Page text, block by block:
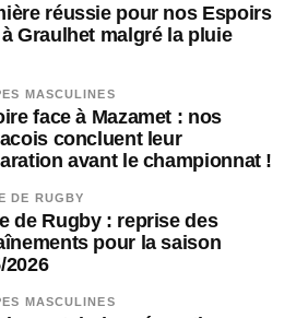
réussie pour nos Espoirs
Graulhet malgré la pluie
MASCULINES
face à Mazamet : nos
concluent leur
avant le championnat !
DE RUGBY
de Rugby : reprise des
pour la saison
2026
MASCULINES